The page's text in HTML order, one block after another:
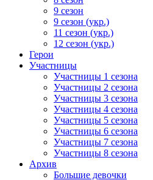
9 сезон
9 сезон (укр.)
11 сезон (укр.)
12 сезон (укр.)
Герои
Участницы
Участницы 1 сезона
Участницы 2 сезона
Участницы 3 сезона
Участницы 4 сезона
Участницы 5 сезона
Участницы 6 сезона
Участницы 7 сезона
Участницы 8 сезона
Архив
Большие девочки